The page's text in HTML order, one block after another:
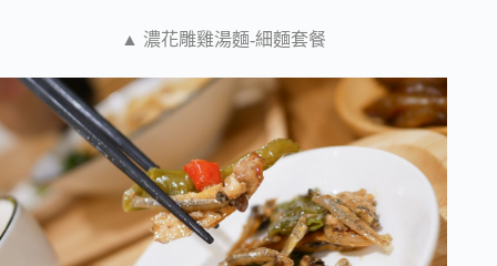
▲ 濃花雕雞湯麵-細麵套餐